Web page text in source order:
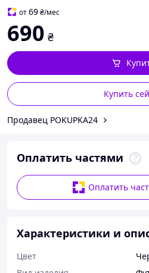
от69₴/мес
690 ₴
Купить
Продавец POKUPKA24
Оплатить частями
Оплатить
Характеристики и
Цвет